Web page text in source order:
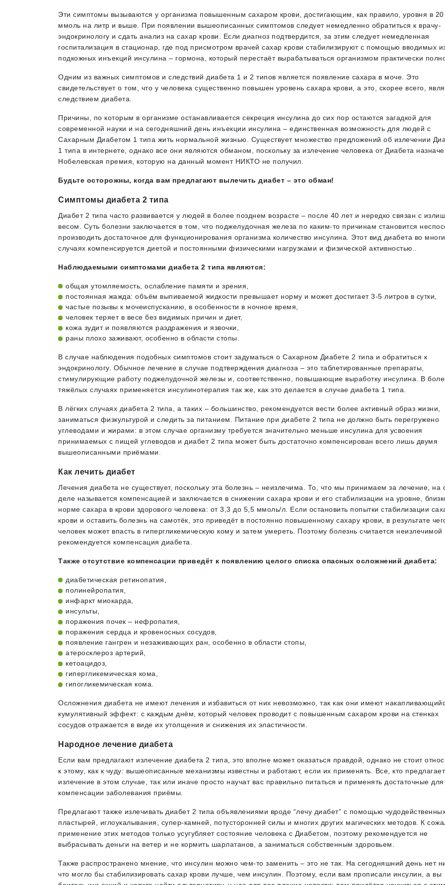
Эти симптомы вызываются у организма повышенным сахаром крови, достигающим, как правило, уровня в 20
ммоль на литр и выше. При появлении вышеописанных симптомов следует немедленно обратиться к врачу-
эндокринологу и сдать анализ на сахар крови. Если диагноз подтвердится, за этим следует немедленная
госпитализация в стационар, где под присмотром врачей сахар крови стабилизируют с помощью вводимых
подкожных инъекций инсулина – гормона, который перестаёт вырабатываться организмом практически
Одним из важных симптомов и следствий диабета 1 и 2 типов является появление сахара в моче. Это
свидетельствует о том, что у человека существенно повышен уровень сахара крови, а это, скорее всего,
следствием диабета.
Причины, по которым в организме останавливается секреция инсулина до сих пор остаются загадкой для
современной науки и на сегодняшний день инъекции инсулина – единственная возможность для людей с
Сахарным Диабетом 1 типа жить нормальной жизнью. Существует множество предложений об излечении
1 типа в интернете, однако все они являются обманом, поскольку за излечение человека от Диабета
Нобелевская премия, которую на данный момент НИКТО не получил.
Будьте осторожны, когда вам предлагают вылечить диабет – это обман!
Симптомы диабета 2 типа
Диабет 2 типа часто развивается у людей в более позднем возрасте – после 40 лет и нередко связан с
весом. Суть болезни заключается в том, что поджелудочная железа по каким-то причинам становится
производить достаточное для функционирования организма количество инсулина. Этот вид диабета во
случаях компенсируется диетой и постоянными физическими нагрузками и физической активностью..
Наблюдаемыми симптомами диабета 2 типа являются:
общая утомляемость, ослабление памяти и зрения,
постоянная жажда: объём выпиваемой жидкости превышает норму и может достигает 3-5 литров в сутки,
частые позывы к мочеиспусканию, в особенности в ночное время,
человек теряет в весе без видимых причин и диет,
кожа зудит и появляются раздражения и язвочки,
раны плохо заживают, особенно в области стопы.
В случае наблюдения подобных симптомов стоит задуматься о Сахарном Диабете 2 типа и обратиться к
эндокринологу. Обычное лечение в случае подтверждения диагноза – это таблетированные препараты,
стимулирующие работу поджелудочной железы и, соответственно, повышающие выработку инсулина. В
тяжёлых случаях применяется инсулинотерапия так же, как это делается в случае диабета 1 типа.
В лёгких случаях диабета 2 типа, а таких – большинство, рекомендуется вести более активный образ жизни,
заниматься физкультурой и следить за питанием. Питание при диабете 2 типа не должно быть перегружено
углеводами и жирами: в этом случае организму требуется значительно меньше инсулина для усвоения
принимаемых с пищей углеводов и диабет 2 типа может быть достаточно компенсирован всего лишь двумя
вышеописанными приёмами.
Как лечить диабет
Лечения диабета не существует, поскольку эта болезнь – неизлечима. То, что мы принимаем за лечение, на
деле называется компенсацией и заключается в снижении сахара крови и его стабилизации на уровне,
норме сахара в крови здорового человека: от 3,3 до 5,5 ммоль/л. Если остановить попытки стабилизации
крови и оставить болезнь на самотёк, это приведёт в постоянно повышенному сахару крови, в результате
человек может впасть в гипергликемическую кому и затем умереть. Поэтому болезнь считается неизлечимой
рекомендуется компенсация диабета.
Также отсутствие компенсации приведёт к появлению целого списка опасных осложнений диабета:
диабетическая ретинопатия,
полинейропатия,
инфаркт миокарда,
инсульты,
поражения почек – нефропатия,
поражения сердца и кровеносных сосудов,
появление гангрен и незаживающих ран, особенно в области стопы,
атеросклероз артерий,
кетоацидоз,
гипергликемическая кома,
гипогликемическая кома.
Осложнения диабета не имеют лечения и избавиться от них невозможно, так как они имеют
кумулятивный эффект: с каждым днём, который человек проводит с повышенным сахаром крови на стенках
сосудов отражается в виде их утолщения и снижения их эластичности.
Народное лечение диабета
Если вам предлагают излечение диабета 2 типа, это вполне может оказаться правдой, однако не стоит
к этому, как к чуду: вышеописанные механизмы известны и работают, если их применять. Все, кто предлагает
излечение в этом случае, так или иначе просто научат вас правильно питаться и применять достаточные для
компенсации заболевания приёмы.
Предлагают также излечивать диабет 2 типа объявлениями вроде “лечу диабет” с помощью
пластырей, иглоукалывания, супер-камней, потусторонней силы и многих других магических методов. К
применение этих методов только усугубляет состояние человека с Диабетом, поэтому рекомендуется не
выбрасывать деньги на ветер и не кормить шарлатанов, а заниматься собственным здоровьем.
Также распространено мнение, что инсулин можно чем-то заменить – это не так. На сегодняшний день нет
что могло бы стабилизировать сахар крови лучше, чем инсулин. Поэтому, если вам прописали инсулин, а вы